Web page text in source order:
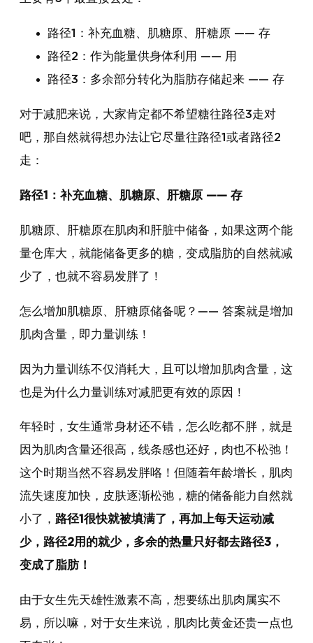
路径1：补充血糖、肌糖原、肝糖原 —— 存
路径2：作为能量供身体利用 —— 用
路径3：多余部分转化为脂肪存储起来 —— 存
对于减肥来说，大家肯定都不希望糖往路径3走对
吧，那自然就得想办法让它尽量往路径1或者路径2
走：
路径1：补充血糖、肌糖原、肝糖原 —— 存
肌糖原、肝糖原在肌肉和肝脏中储备，如果这两个能
量仓库大，就能储备更多的糖，变成脂肪的自然就减
少了，也就不容易发胖了！
怎么增加肌糖原、肝糖原储备呢？—— 答案就是增加
肌肉含量，即力量训练！
因为力量训练不仅消耗大，且可以增加肌肉含量，这
也是为什么力量训练对减肥更有效的原因！
年轻时，女生通常身材还不错，怎么吃都不胖，就是
因为肌肉含量还很高，线条感也还好，肉也不松弛！
这个时期当然不容易发胖咯！但随着年龄增长，肌肉
流失速度加快，皮肤逐渐松弛，糖的储备能力自然就
小了， 路径1很快就被填满了，再加上每天运动减
少，路径2用的就少，多余的热量只好都去路径3，
变成了脂肪！
由于女生先天雄性激素不高，想要练出肌肉属实不
易，所以嘛，对于女生来说，肌肉比黄金还贵一点也